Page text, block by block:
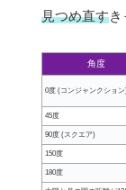
見つめ直すき
角度
0度 (コンジャンクショ
45度
90度 (スクエア)
150度
180度